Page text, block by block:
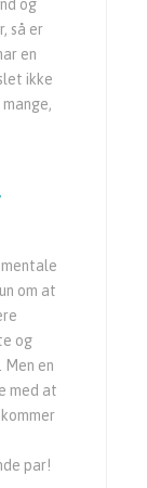
og
så er
en
ikke
om at
og
en
med at
par!